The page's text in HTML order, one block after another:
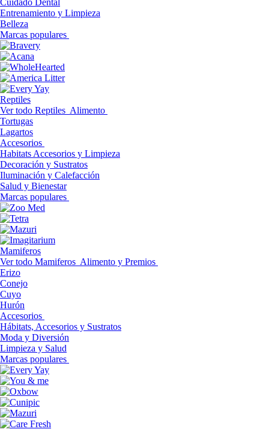
Cuidado Dental
Entrenamiento y Limpieza
Belleza
Marcas populares
Reptiles
Ver todo Reptiles Alimento
Tortugas
Lagartos
Accesorios
Habitats Accesorios y Limpieza
Decoración y Sustratos
Iluminación y Calefacción
Salud y Bienestar
Marcas populares
Mamiferos
Ver todo Mamiferos Alimento y Premios
Erizo
Conejo
Cuyo
Hurón
Accesorios
Hábitats, Accesorios y Sustratos
Moda y Diversión
Limpieza y Salud
Marcas populares